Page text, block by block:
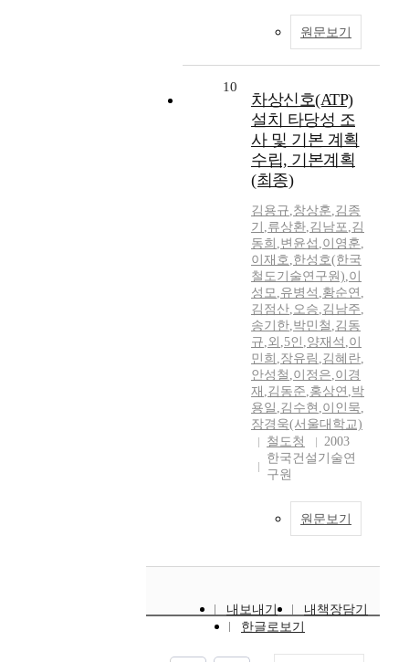
원문보기
10
차상신호(ATP)
설치 타당성 조
사 및 기본 계획
수립, 기본계획
(최종)
김용규,창상훈,김종
기 ,류상환,김남포,김
동희 ,변윤섭 ,이영훈,
이재호,한성호(한국
철도기술연구원),이
성모,유병석 ,황순연 ,
김점산,오승,김남주,
송기한,박민철 ,김동
규,외 ,5인 ,양재석 ,이
민희 ,장유림 ,김혜란,
안성철 ,이정은,이경
재 ,김동준,홍상연 ,박
용일 ,김수현 ,이인묵,
장경욱(서울대학교)
철도청
2003
한국건설기술연
구원
원문보기
내보내기
내책장담기
한글로보기